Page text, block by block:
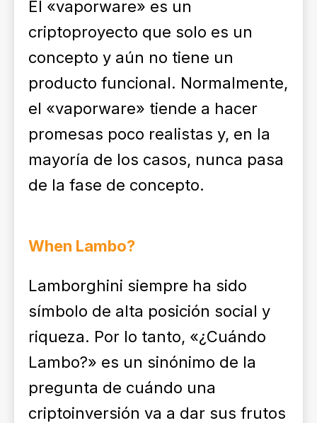
El «vaporware» es un
criptoproyecto que solo es un
concepto y aún no tiene un
producto funcional. Normalmente,
el «vaporware» tiende a hacer
promesas poco realistas y, en la
mayoría de los casos, nunca pasa
de la fase de concepto.
When Lambo?
Lamborghini siempre ha sido
símbolo de alta posición social y
riqueza. Por lo tanto, «¿Cuándo
Lambo?» es un sinónimo de la
pregunta de cuándo una
criptoinversión va a dar sus frutos